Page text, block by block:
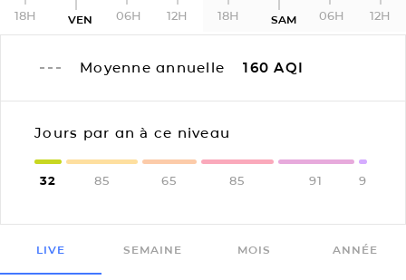
18H VEN 06H 12H 18H SAM 06H 12H
Moyenne annuelle 160 AQI
Jours par an à ce niveau
32 85 65 85 91 9
LIVE SEMAINE MOIS ANNÉE